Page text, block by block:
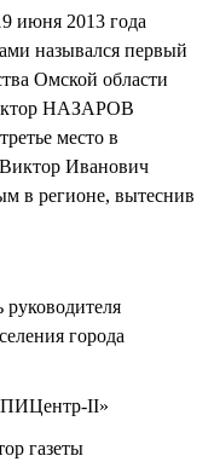
июня 2013 года
назывался первый
Омской области
НАЗАРОВ
место в
Иванович
в регионе, вытеснив
города
II»
газеты